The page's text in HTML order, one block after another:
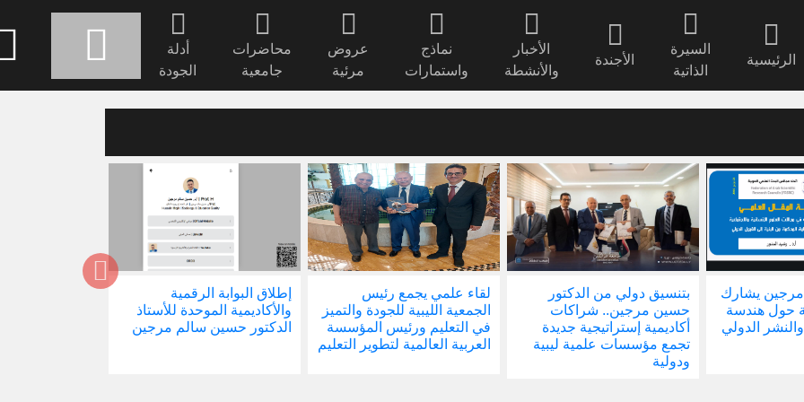
الرئيسية
السيرة
الذاتية
الأجندة
الأخبار
والأنشطة
نماذج
واستمارات
عروض
مرئية
محاضرات
جامعية
أدلة
الجودة
مرجين يشارك
حول هندسة
الدولي
بتنسيق دولي من الدكتور
حسين مرجين.. شراكات
أكاديمية إستراتيجية جديدة
تجمع مؤسسات علمية ليبية
ودولية
لقاء علمي يجمع رئيس
الجمعية الليبية للجودة والتميز
في التعليم ورئيس المؤسسة
العربية العالمية لتطوير التعليم
إطلاق البوابة الرقمية
والأكاديمية الموحدة للأستاذ
الدكتور حسين سالم مرجين